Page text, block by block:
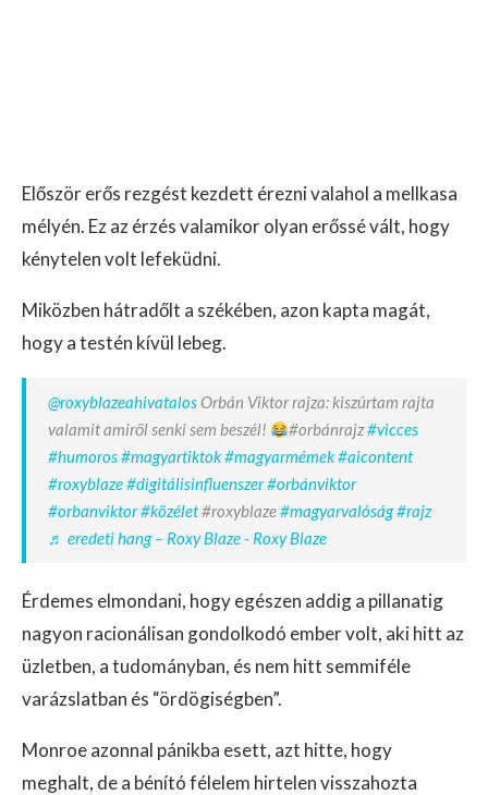
Először erős rezgést kezdett érezni valahol a mellkasa
mélyén. Ez az érzés valamikor olyan erőssé vált, hogy
kénytelen volt lefeküdni.
Miközben hátradőlt a székében, azon kapta magát,
hogy a testén kívül lebeg.
@roxyblazeahivatalosOrbán Viktor rajza: kiszúrtam rajta
valamit amiről senki sem beszél!
#orbánrajz#vicces
#humoros#magyartiktok#magyarmémek#aicontent
#roxyblaze#digitálisinfluenszer#orbánviktor
#orbanviktor#közélet#roxyblaze#magyarvalóság#rajz
♬ eredeti hang – Roxy Blaze - Roxy Blaze
Érdemes elmondani, hogy egészen addig a pillanatig
nagyon racionálisan gondolkodó ember volt, aki hitt az
üzletben, a tudományban, és nem hitt semmiféle
varázslatban és “ördögiségben”.
Monroe azonnal pánikba esett, azt hitte, hogy
meghalt, de a bénító félelem hirtelen visszahozta